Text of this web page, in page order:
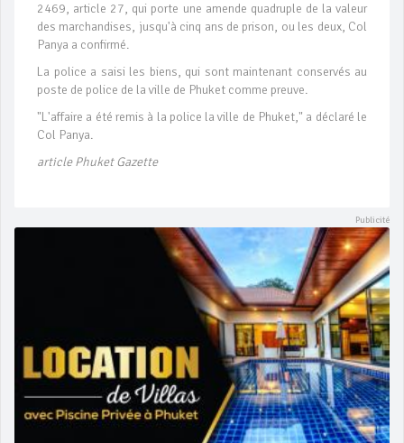
2469, article 27, qui porte une amende quadruple de la valeur
des marchandises, jusqu'à cinq ans de prison, ou les deux, Col
Panya a confirmé.
La police a saisi les biens, qui sont maintenant conservés au
poste de police de la ville de Phuket comme preuve.
"L'affaire a été remis à la police la ville de Phuket," a déclaré le
Col Panya.
article Phuket Gazette